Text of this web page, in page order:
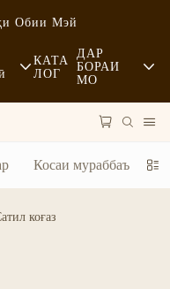
Обии Мэй
КАТА
ЛОГ
ДАР
БОРАИ
МО
Хабарҳо
Ҳолатҳо
FAQS
Косаи мураббаъ
коғаз